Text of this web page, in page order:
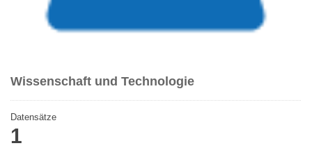
Wissenschaft und Technologie
Datensätze
1